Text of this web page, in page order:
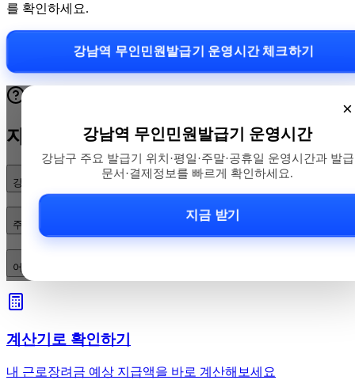
를 확인하세요.
강남역 무인민원발급기 운영시간 체크하기
×
강남역 무인민원발급기 운영시간
강남구 주요 발급기 위치·평일·주말·공휴일 운영시간과 발급
문서·결제정보를 빠르게 확인하세요.
지금 받기
자주 묻는 질문
강남역 무인민원발급기 운영시간은 어떻게 되나요?
주말·공휴일이나 심야에도 이용할 수 있나요?
어디에 설치돼 있고 어떤 서류·결제 수단을 지원하나요?
계산기로 확인하기
내 근로장려금 예상 지급액을 바로 계산해보세요